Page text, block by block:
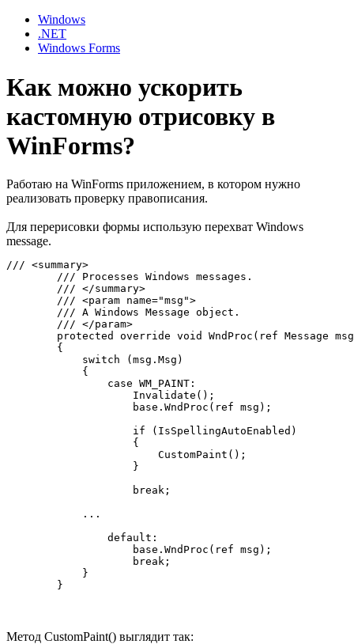
Windows
.NET
Windows Forms
Как можно ускорить
кастомную отрисовку в
WinForms?
Работаю на WinForms приложением, в котором нужно
реализовать проверку правописания.
Для перерисовки формы использую перехват Windows
message.
/// <summary>
        /// Processes Windows messages.
        /// </summary>
        /// <param name="msg">
        /// A Windows Message object.
        /// </param>
protected override void WndProc(ref Message
        {
            switch (msg.Msg)
            {
                case WM_PAINT:
                    Invalidate();
                    base.WndProc(ref msg);
                    if (IsSpellingAutoEnabled)
                    {
                        CustomPaint();
                    }
                    break;
            ...
                default:
                    base.WndProc(ref msg);
                    break;
            }
        }
Метод CustomPaint() выглядит так: